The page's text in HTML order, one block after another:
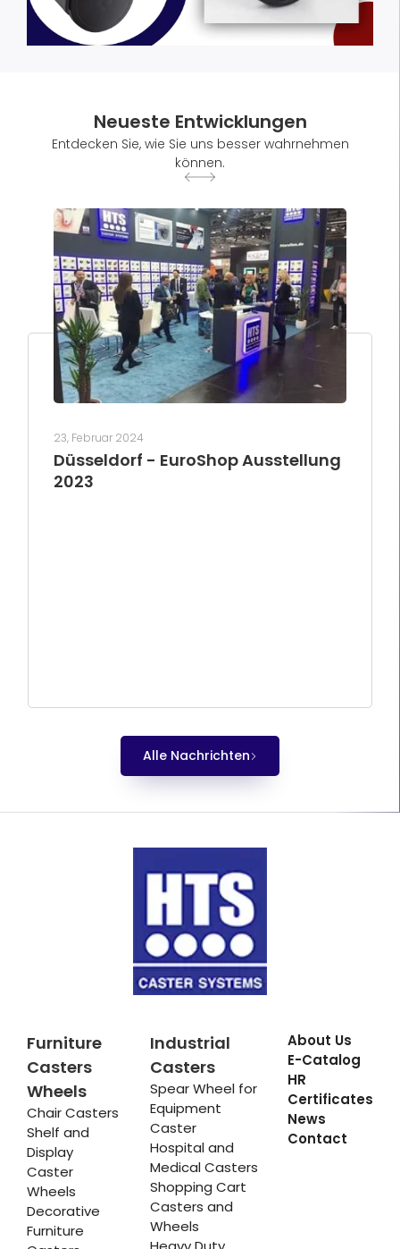
Neueste Entwicklungen
Entdecken Sie, wie Sie uns besser wahrnehmen
können.
23, Februar 2024
Düsseldorf - EuroShop Ausstellung
2023
Alle Nachrichten
Furniture
Casters
Wheels
Chair Casters
Shelf and
Display
Caster
Wheels
Decorative
Furniture
Industrial
Casters
Spear Wheel for
Equipment
Caster
Hospital and
Medical Casters
Shopping Cart
Casters and
Wheels
About Us
E-Catalog
HR
Certificates
News
Contact